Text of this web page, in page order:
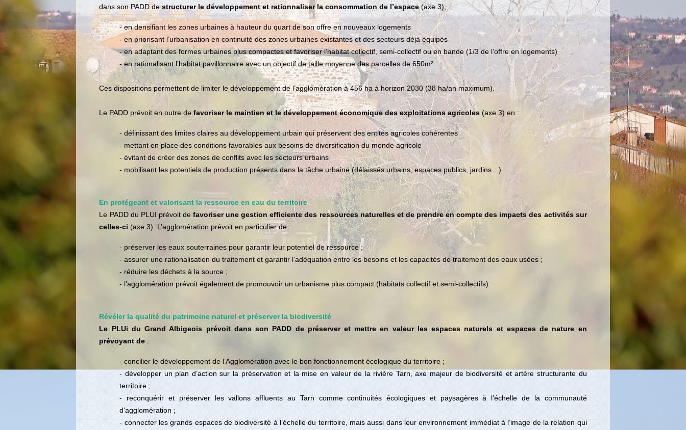
dans son PADD destructurer le développement et rationnaliser la consommation de l’espace(axe 3),
- en densifiant les zones urbaines à hauteur du quart de son offre en nouveaux logements
- en priorisant l’urbanisation en continuité des zones urbaines existantes et des secteurs déjà équipés
- en adaptant des formes urbaines plus compactes et favoriser l’habitat collectif, semi-collectif ou en bande (1/3 de l’offre en logements)
- en rationalisant l’habitat pavillonnaire avec un objectif de taille moyenne des parcelles de 650m²
Ces dispositions permettent de limiter le développement de l’agglomération à 456 ha à horizon 2030 (38 ha/an maximum).
Le PADD prévoit en outre defavoriser le maintien et le développement économique des exploitations agricoles (axe 3) en :
- définissant des limites claires au développement urbain qui préservent des entités agricoles cohérentes
- mettant en place des conditions favorables aux besoins de diversification du monde agricole
- évitant de créer des zones de conflits avec les secteurs urbains
- mobilisant les potentiels de production présents dans la tâche urbaine (délaissés urbains, espaces publics, jardins…)
En protégeant et valorisant la ressource en eau du territoire
Le PADD du PLUI prévoit defavoriser une gestion efficiente des ressources naturelles et de prendre en compte des impacts des activités sur
celles-ci (axe 3). L’agglomération prévoit en particulier de :
- préserver les eaux souterraines pour garantir leur potentiel de ressource ;
- assurer une rationalisation du traitement et garantir l’adéquation entre les besoins et les capacités de traitement des eaux usées ;
- réduire les déchets à la source ;
- l’agglomération prévoit également de promouvoir un urbanisme plus compact (habitats collectif et semi-collectifs).
Révéler la qualité du patrimoine naturel et préserver la biodiversité
Le PLUi du Grand Albigeois prévoit dans son PADD de préserver et mettre en valeur les espaces naturels et espaces de nature en
prévoyant de :
- concilier le développement de l’Agglomération avec le bon fonctionnement écologique du territoire ;
- développer un plan d’action sur la préservation et la mise en valeur de la rivière Tarn, axe majeur de biodiversité et artère structurante du
territoire ;
- reconquérir et préserver les vallons affluents au Tarn comme continuités écologiques et paysagères à l’échelle de la communauté
d’agglomération ;
- connecter les grands espaces de biodiversité à l’échelle du territoire, mais aussi dans leur environnement immédiat à l’image de la relation qui